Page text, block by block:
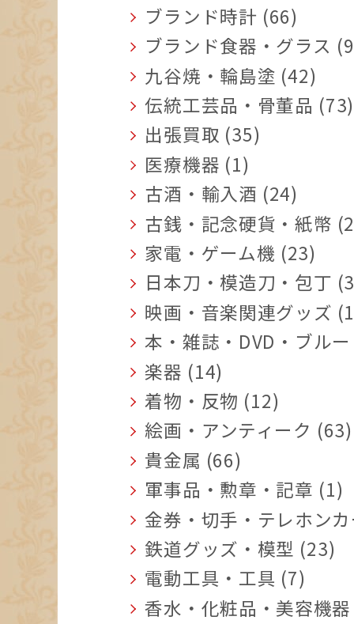
ブランド時計 (66)
ブランド食器・グラス
九谷焼・輪島塗 (42)
伝統工芸品・骨董品 (73)
出張買取 (35)
医療機器 (1)
古酒・輸入酒 (24)
古銭・記念硬貨・紙幣
家電・ゲーム機 (23)
日本刀・模造刀・包丁
映画・音楽関連グッズ
本・雑誌・DVD・ブル
楽器 (14)
着物・反物 (12)
絵画・アンティーク (63)
貴金属 (66)
軍事品・勲章・記章 (1)
金券・切手・テレホン
鉄道グッズ・模型 (23)
電動工具・工具 (7)
香水・化粧品・美容機